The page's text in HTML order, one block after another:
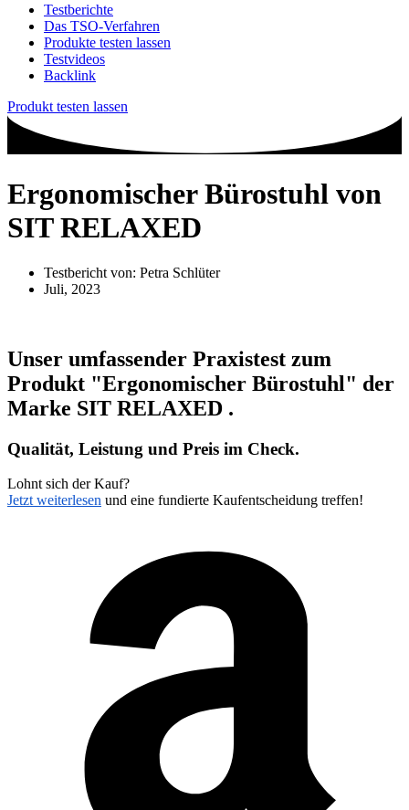
Testberichte
Das TSO-Verfahren
Produkte testen lassen
Testvideos
Backlink
Produkt testen lassen
Ergonomischer Bürostuhl von
SIT RELAXED
Testbericht von: Petra Schlüter
Juli, 2023
Unser umfassender Praxistest zum
Produkt "Ergonomischer Bürostuhl" der
Marke SIT RELAXED .
Qualität, Leistung und Preis im Check.
Lohnt sich der Kauf?
Jetzt weiterlesen und eine fundierte Kaufentscheidung treffen!